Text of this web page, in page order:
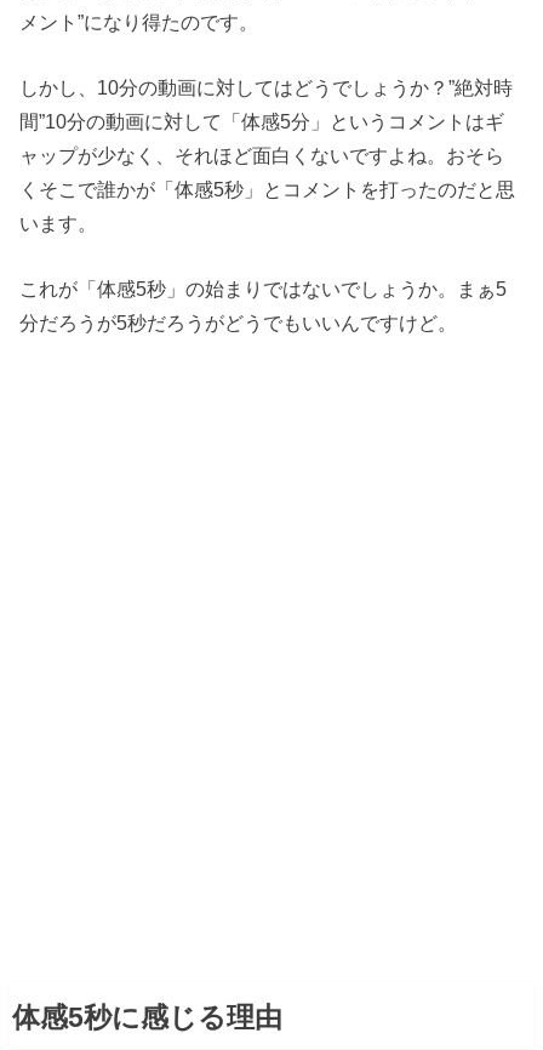
メント”になり得たのです。
しかし、10分の動画に対してはどうでしょうか？”絶対時
間”10分の動画に対して「体感5分」というコメントはギ
ャップが少なく、それほど面白くないですよね。おそら
くそこで誰かが「体感5秒」とコメントを打ったのだと思
います。
これが「体感5秒」の始まりではないでしょうか。まぁ5
分だろうが5秒だろうがどうでもいいんですけど。
体感5秒に感じる理由